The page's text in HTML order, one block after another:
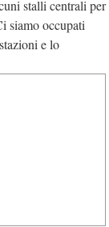
stalli centrali per
siamo occupati
e lo